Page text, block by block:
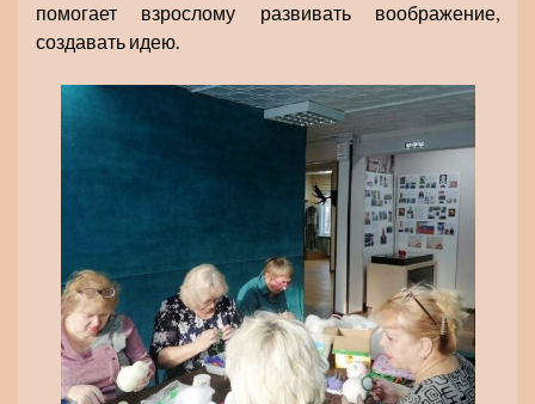
помогает взрослому развивать воображение,
создавать идею.